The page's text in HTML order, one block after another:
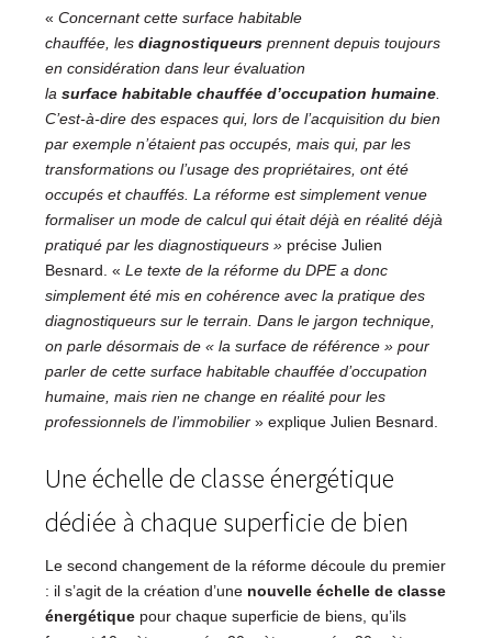
« Concernant cette surface habitable
chauffée, les diagnostiqueursprennent depuis toujours
en considération dans leur évaluation
la surface habitable chauffée d’occupation humaine.
C’est-à-dire des espaces qui, lors de l’acquisition du bien
par exemple n’étaient pas occupés, mais qui, par les
transformations ou l’usage des propriétaires, ont été
occupés et chauffés. La réforme est simplement venue
formaliser un mode de calcul qui était déjà en réalité déjà
pratiqué par les diagnostiqueurs »précise Julien
Besnard. « Le texte de la réforme du DPE a donc
simplement été mis en cohérence avec la pratique des
diagnostiqueurs sur le terrain. Dans le jargon technique,
on parle désormais de « la surface de référence » pour
parler de cette surface habitable chauffée d’occupation
humaine, mais rien ne change en réalité pour les
professionnels de l’immobilier» explique Julien Besnard.
Une échelle de classe énergétique
dédiée à chaque superficie de bien
Le second changement de la réforme découle du premier
: il s’agit de la création d’une nouvelle échelle de classe
énergétiquepour chaque superficie de biens, qu’ils